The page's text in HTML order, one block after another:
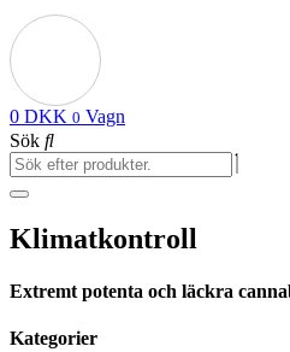
0 DKK 0 Vagn
Sök
Klimatkontroll
Extremt potenta och läckra
Kategorier